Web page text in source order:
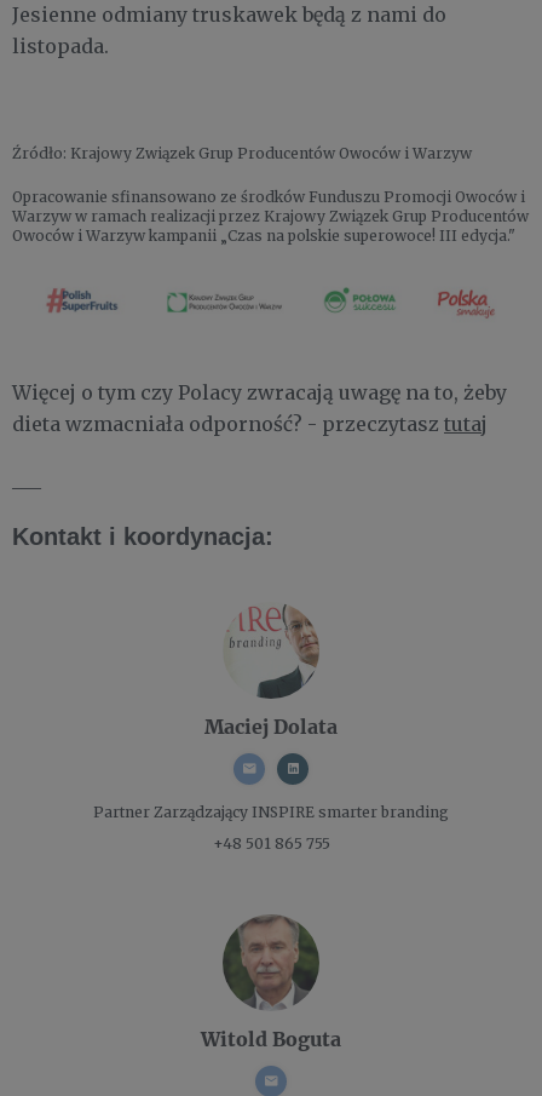
Jesienne odmiany truskawek będą z nami do
listopada.
Źródło: Krajowy Związek Grup Producentów Owoców i Warzyw
Opracowanie sfinansowano ze środków Funduszu Promocji Owoców i
Warzyw w ramach realizacji przez Krajowy Związek Grup Producentów
Owoców i Warzyw kampanii „Czas na polskie superowoce! III edycja."
Więcej o tym czy Polacy zwracają uwagę na to, żeby
dieta wzmacniała odporność? - przeczytasz tutaj
Kontakt i koordynacja:
Maciej Dolata
Partner Zarządzający INSPIRE smarter branding
+48 501 865 755
Witold Boguta